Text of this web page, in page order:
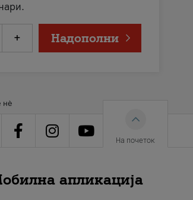
+ Надополни
нè
На почеток
апликација